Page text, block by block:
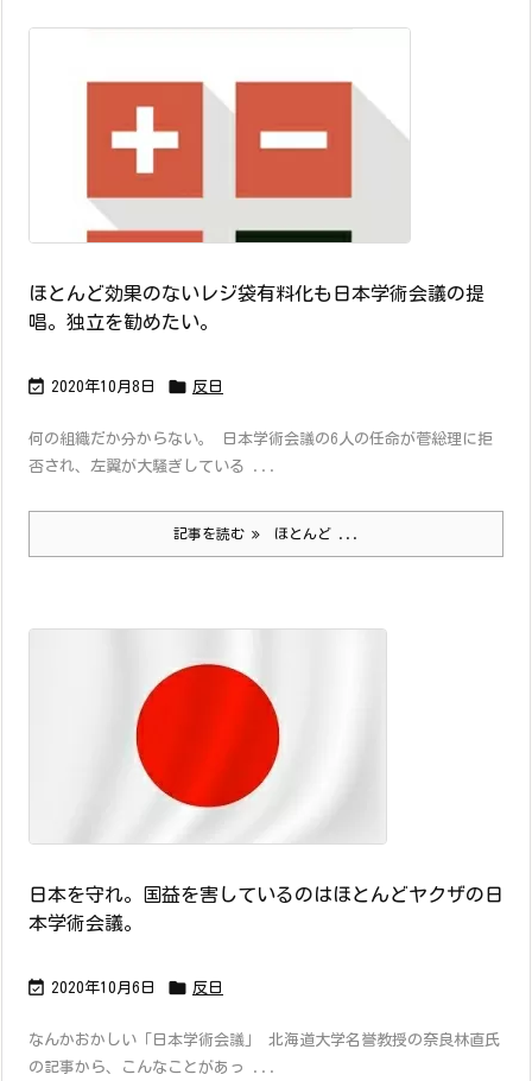
ほとんど効果のないレジ袋有料化も日本学術会議の提
唱。独立を勧めたい。
 2020年10月8日  反日
何の組織だか分からない。 日本学術会議の6人の任命が菅総理に拒
否され、左翼が大騒ぎしている ...
記事を読む ほとんど ...
日本を守れ。国益を害しているのはほとんどヤクザの日
本学術会議。
 2020年10月6日  反日
なんかおかしい「日本学術会議」 北海道大学名誉教授の奈良林直氏
の記事から、こんなことがあっ ...